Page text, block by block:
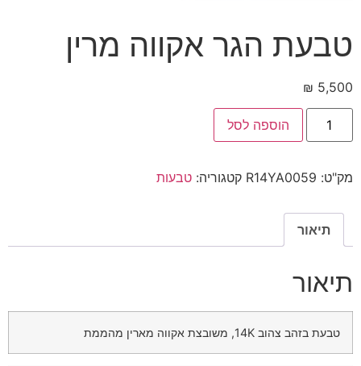
טבעת הגר אקווה מרין
₪ 5,500
הוספה לסל
מק"ט: R14YA0059 קטגוריה: טבעות
תיאור
תיאור
טבעת בזהב צהוב 14K, משובצת אקווה מארין מהממת